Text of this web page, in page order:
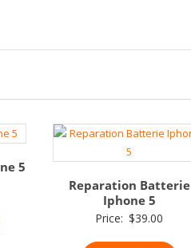
5
Reparation Batterie
Iphone 5
Price: $39.00